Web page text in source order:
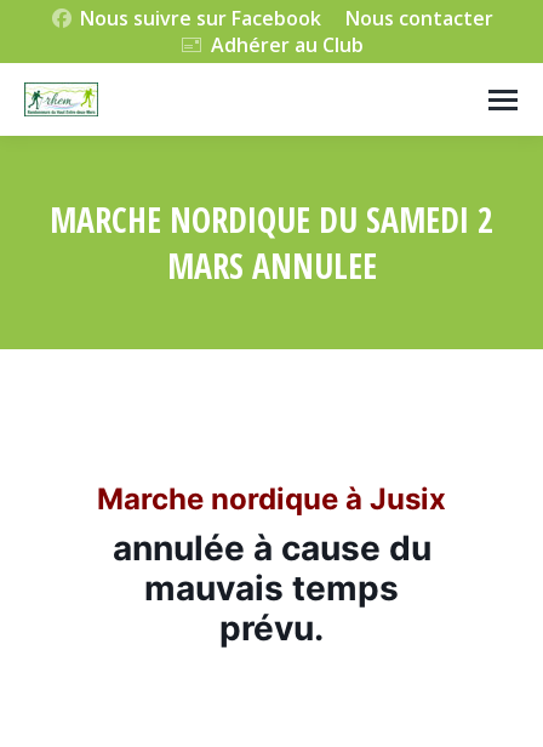
Nous suivre sur Facebook
Nous contacter
Adhérer au Club
MARCHE NORDIQUE DU SAMEDI 2
MARS ANNULEE
Marche nordique à Jusix
annulée à cause du
mauvais temps
prévu.